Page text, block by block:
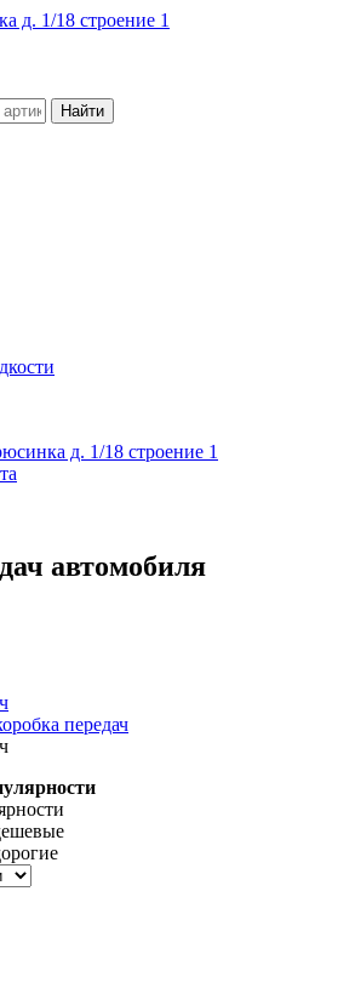
д. 1/18 строение 1
Найти
д. 1/18 строение 1
автомобиля
передач